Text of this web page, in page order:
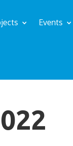
Events